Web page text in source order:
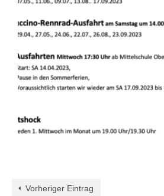
Vorheriger Eintrag